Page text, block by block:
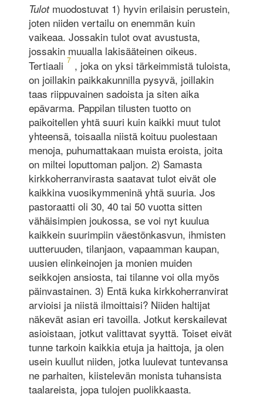
Tulotmuodostuvat 1) hyvin erilaisin perustein,
joten niiden vertailu on enemmän kuin
vaikeaa. Jossakin tulot ovat avustusta,
jossakin muualla laki­sääteinen oikeus.
Tertiaali 7 , joka on yksi tärkeimmistä tuloista,
on joillakin paikkakunnilla pysyvä, joillakin
taas riippuvainen sadoista ja siten aika
epävarma. Pappilan tilusten tuotto on
paikoitellen yhtä suuri kuin kaikki muut tulot
yhteensä, toisaalla niistä koituu puolestaan
menoja, puhumattakaan muista eroista, joita
on miltei loputtoman paljon. 2) Samasta
kirkkoherranvirasta saatavat tulot eivät ole
kaikkina vuosikymmeninä yhtä suuria. Jos
pastoraatti oli 30, 40 tai 50 vuotta sitten
vähäisimpien joukossa, se voi nyt kuulua
kaikkein suurimpiin väestönkasvun, ihmisten
uutteruuden, tilanjaon, vapaamman kaupan,
uusien elinkeinojen ja monien muiden
seikkojen ansiosta, tai tilanne voi olla myös
päinvastainen. 3) Entä kuka kirkkoherranvirat
arvioisi ja niistä ilmoittaisi? Niiden haltijat
näkevät asian eri tavoilla. Jotkut kerskailevat
asioistaan, jotkut valittavat syyttä. Toiset eivät
tunne tarkoin kaikkia etuja ja haittoja, ja olen
usein kuullut niiden, jotka luulevat tuntevansa
ne parhaiten, kiistelevän monista tuhansista
taalareista, jopa tulojen puolikkaasta.